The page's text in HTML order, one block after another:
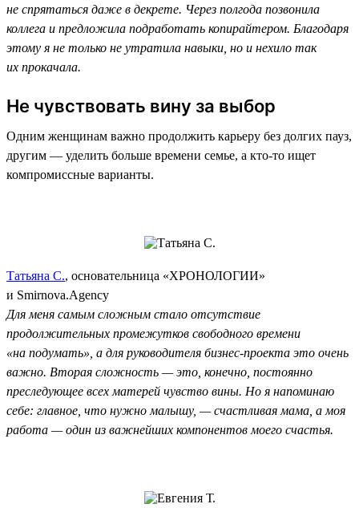
не спрятаться даже в декрете. Через полгода позвонила
коллега и предложила подработать копирайтером. Благодаря
этому я не только не утратила навыки, но и нехило так
их прокачала.
Не чувствовать вину за выбор
Одним женщинам важно продолжить карьеру без долгих пауз,
другим — уделить больше времени семье, а кто-то ищет
компромиссные варианты.
Татьяна С., основательница «ХРОНОЛОГИИ»
и Smirnova.Agency
Для меня самым сложным стало отсутствие
продолжительных промежутков свободного времени
«на подумать», а для руководителя бизнес-проекта это очень
важно. Вторая сложность — это, конечно, постоянно
преследующее всех матерей чувство вины. Но я напоминаю
себе: главное, что нужно малышу, — счастливая мама, а моя
работа — один из важнейших компонентов моего счастья.